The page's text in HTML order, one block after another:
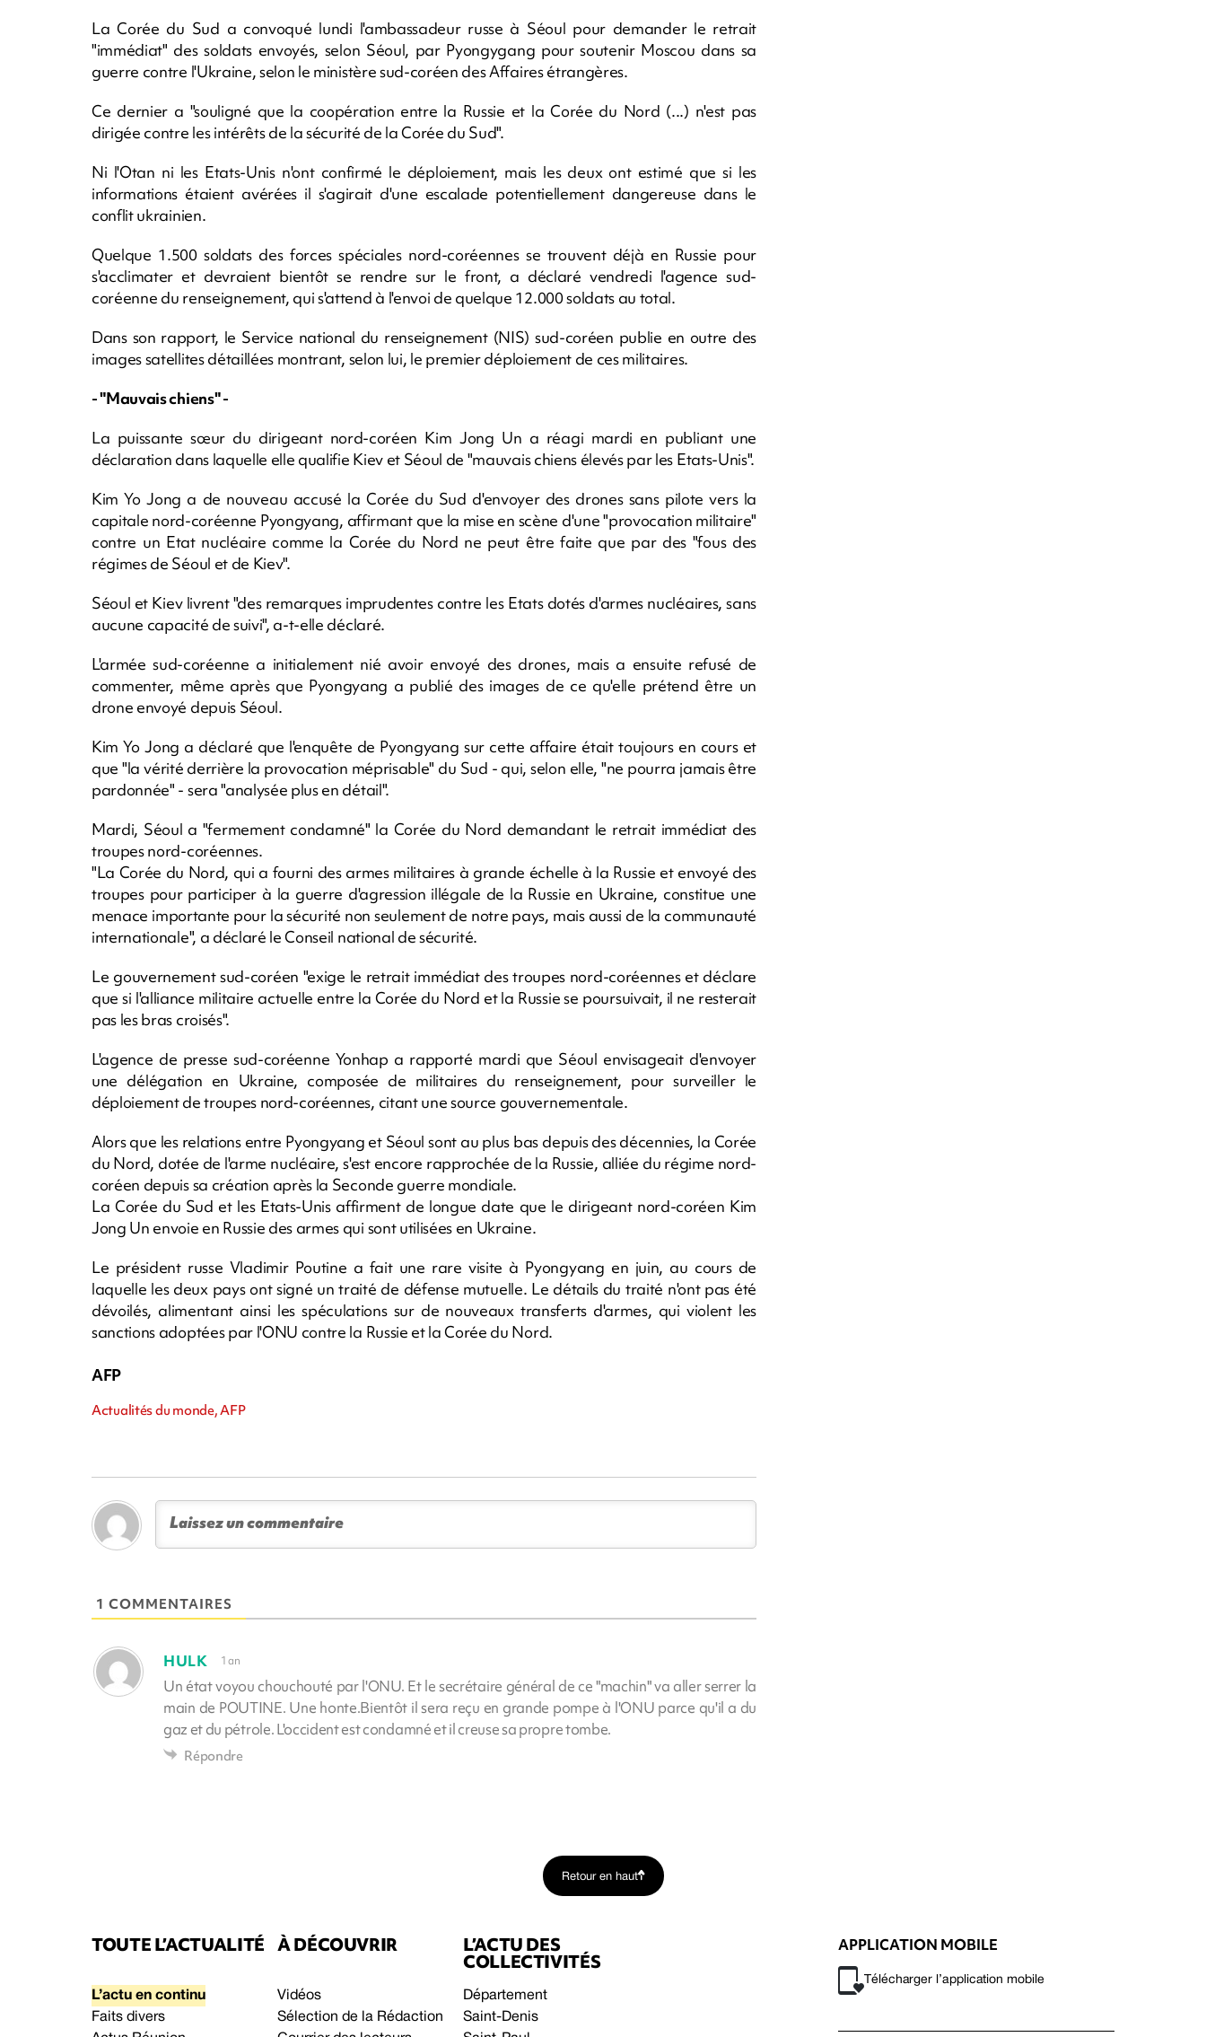
La Corée du Sud a convoqué lundi l'ambassadeur russe à Séoul pour demander le retrait
"immédiat" des soldats envoyés, selon Séoul, par Pyongygang pour soutenir Moscou dans sa
guerre contre l'Ukraine, selon le ministère sud-coréen des Affaires étrangères.
Ce dernier a "souligné que la coopération entre la Russie et la Corée du Nord (...) n'est pas
dirigée contre les intérêts de la sécurité de la Corée du Sud".
Ni l'Otan ni les Etats-Unis n'ont confirmé le déploiement, mais les deux ont estimé que si les
informations étaient avérées il s'agirait d'une escalade potentiellement dangereuse dans le
conflit ukrainien.
Quelque 1.500 soldats des forces spéciales nord-coréennes se trouvent déjà en Russie pour
s'acclimater et devraient bientôt se rendre sur le front, a déclaré vendredi l'agence sud-
coréenne du renseignement, qui s'attend à l'envoi de quelque 12.000 soldats au total.
Dans son rapport, le Service national du renseignement (NIS) sud-coréen publie en outre des
images satellites détaillées montrant, selon lui, le premier déploiement de ces militaires.
- "Mauvais chiens" -
La puissante sœur du dirigeant nord-coréen Kim Jong Un a réagi mardi en publiant une
déclaration dans laquelle elle qualifie Kiev et Séoul de "mauvais chiens élevés par les Etats-Unis".
Kim Yo Jong a de nouveau accusé la Corée du Sud d'envoyer des drones sans pilote vers la
capitale nord-coréenne Pyongyang, affirmant que la mise en scène d'une "provocation militaire"
contre un Etat nucléaire comme la Corée du Nord ne peut être faite que par des "fous des
régimes de Séoul et de Kiev".
Séoul et Kiev livrent "des remarques imprudentes contre les Etats dotés d'armes nucléaires, sans
aucune capacité de suivi", a-t-elle déclaré.
L'armée sud-coréenne a initialement nié avoir envoyé des drones, mais a ensuite refusé de
commenter, même après que Pyongyang a publié des images de ce qu'elle prétend être un
drone envoyé depuis Séoul.
Kim Yo Jong a déclaré que l'enquête de Pyongyang sur cette affaire était toujours en cours et
que "la vérité derrière la provocation méprisable" du Sud - qui, selon elle, "ne pourra jamais être
pardonnée" - sera "analysée plus en détail".
Mardi, Séoul a "fermement condamné" la Corée du Nord demandant le retrait immédiat des
troupes nord-coréennes.
"La Corée du Nord, qui a fourni des armes militaires à grande échelle à la Russie et envoyé des
troupes pour participer à la guerre d'agression illégale de la Russie en Ukraine, constitue une
menace importante pour la sécurité non seulement de notre pays, mais aussi de la communauté
internationale", a déclaré le Conseil national de sécurité.
Le gouvernement sud-coréen "exige le retrait immédiat des troupes nord-coréennes et déclare
que si l'alliance militaire actuelle entre la Corée du Nord et la Russie se poursuivait, il ne resterait
pas les bras croisés".
L'agence de presse sud-coréenne Yonhap a rapporté mardi que Séoul envisageait d'envoyer
une délégation en Ukraine, composée de militaires du renseignement, pour surveiller le
déploiement de troupes nord-coréennes, citant une source gouvernementale.
Alors que les relations entre Pyongyang et Séoul sont au plus bas depuis des décennies, la Corée
du Nord, dotée de l'arme nucléaire, s'est encore rapprochée de la Russie, alliée du régime nord-
coréen depuis sa création après la Seconde guerre mondiale.
La Corée du Sud et les Etats-Unis affirment de longue date que le dirigeant nord-coréen Kim
Jong Un envoie en Russie des armes qui sont utilisées en Ukraine.
Le président russe Vladimir Poutine a fait une rare visite à Pyongyang en juin, au cours de
laquelle les deux pays ont signé un traité de défense mutuelle. Le détails du traité n'ont pas été
dévoilés, alimentant ainsi les spéculations sur de nouveaux transferts d'armes, qui violent les
sanctions adoptées par l'ONU contre la Russie et la Corée du Nord.
AFP
Actualités du monde, AFP
1 COMMENTAIRES
HULK 1 an
Un état voyou chouchouté par l'ONU. Et le secrétaire général de ce "machin" va aller serrer la
main de POUTINE. Une honte.Bientôt il sera reçu en grande pompe à l'ONU parce qu'il a du
gaz et du pétrole. L'occident est condamné et il creuse sa propre tombe.
Répondre
Retour en haut
TOUTE L’ACTUALITÉ
L’actu en continu
Faits divers
À DÉCOUVRIR
Vidéos
Sélection de la Rédaction
L’ACTU DES
COLLECTIVITÉS
Département
Saint-Denis
APPLICATION MOBILE
Télécharger l’application mobile